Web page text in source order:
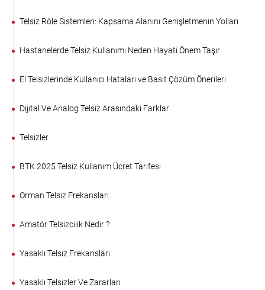
Telsiz Röle Sistemleri: Kapsama Alanını Genişletmenin Yolları
Hastanelerde Telsiz Kullanımı Neden Hayati Önem Taşır
El Telsizlerinde Kullanıcı Hataları ve Basit Çözüm Önerileri
Dijital Ve Analog Telsiz Arasındaki Farklar
Telsizler
BTK 2025 Telsiz Kullanım Ücret Tarifesi
Orman Telsiz Frekansları
Amatör Telsizcilik Nedir ?
Yasaklı Telsiz Frekansları
Yasaklı Telsizler Ve Zararları